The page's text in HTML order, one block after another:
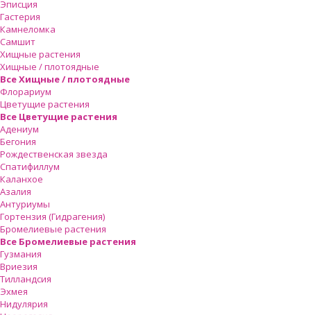
Эписция
Гастерия
Камнеломка
Самшит
Хищные растения
Хищные / плотоядные
Все Хищные / плотоядные
Флорариум
Цветущие растения
Все Цветущие растения
Адениум
Бегония
Рождественская звезда
Спатифиллум
Каланхое
Азалия
Антуриумы
Гортензия (Гидрагения)
Бромелиевые растения
Все Бромелиевые растения
Гузмания
Вриезия
Тилландсия
Эхмея
Нидулярия